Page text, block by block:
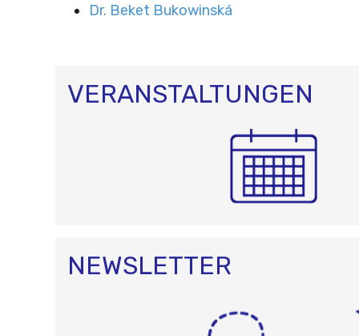
Dr. Beket Bukowinská
VERANSTALTUNGEN
NEWSLETTER